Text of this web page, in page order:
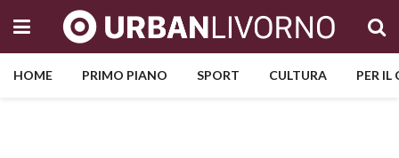
HOME PRIMO PIANO SPORT CULTURA PER